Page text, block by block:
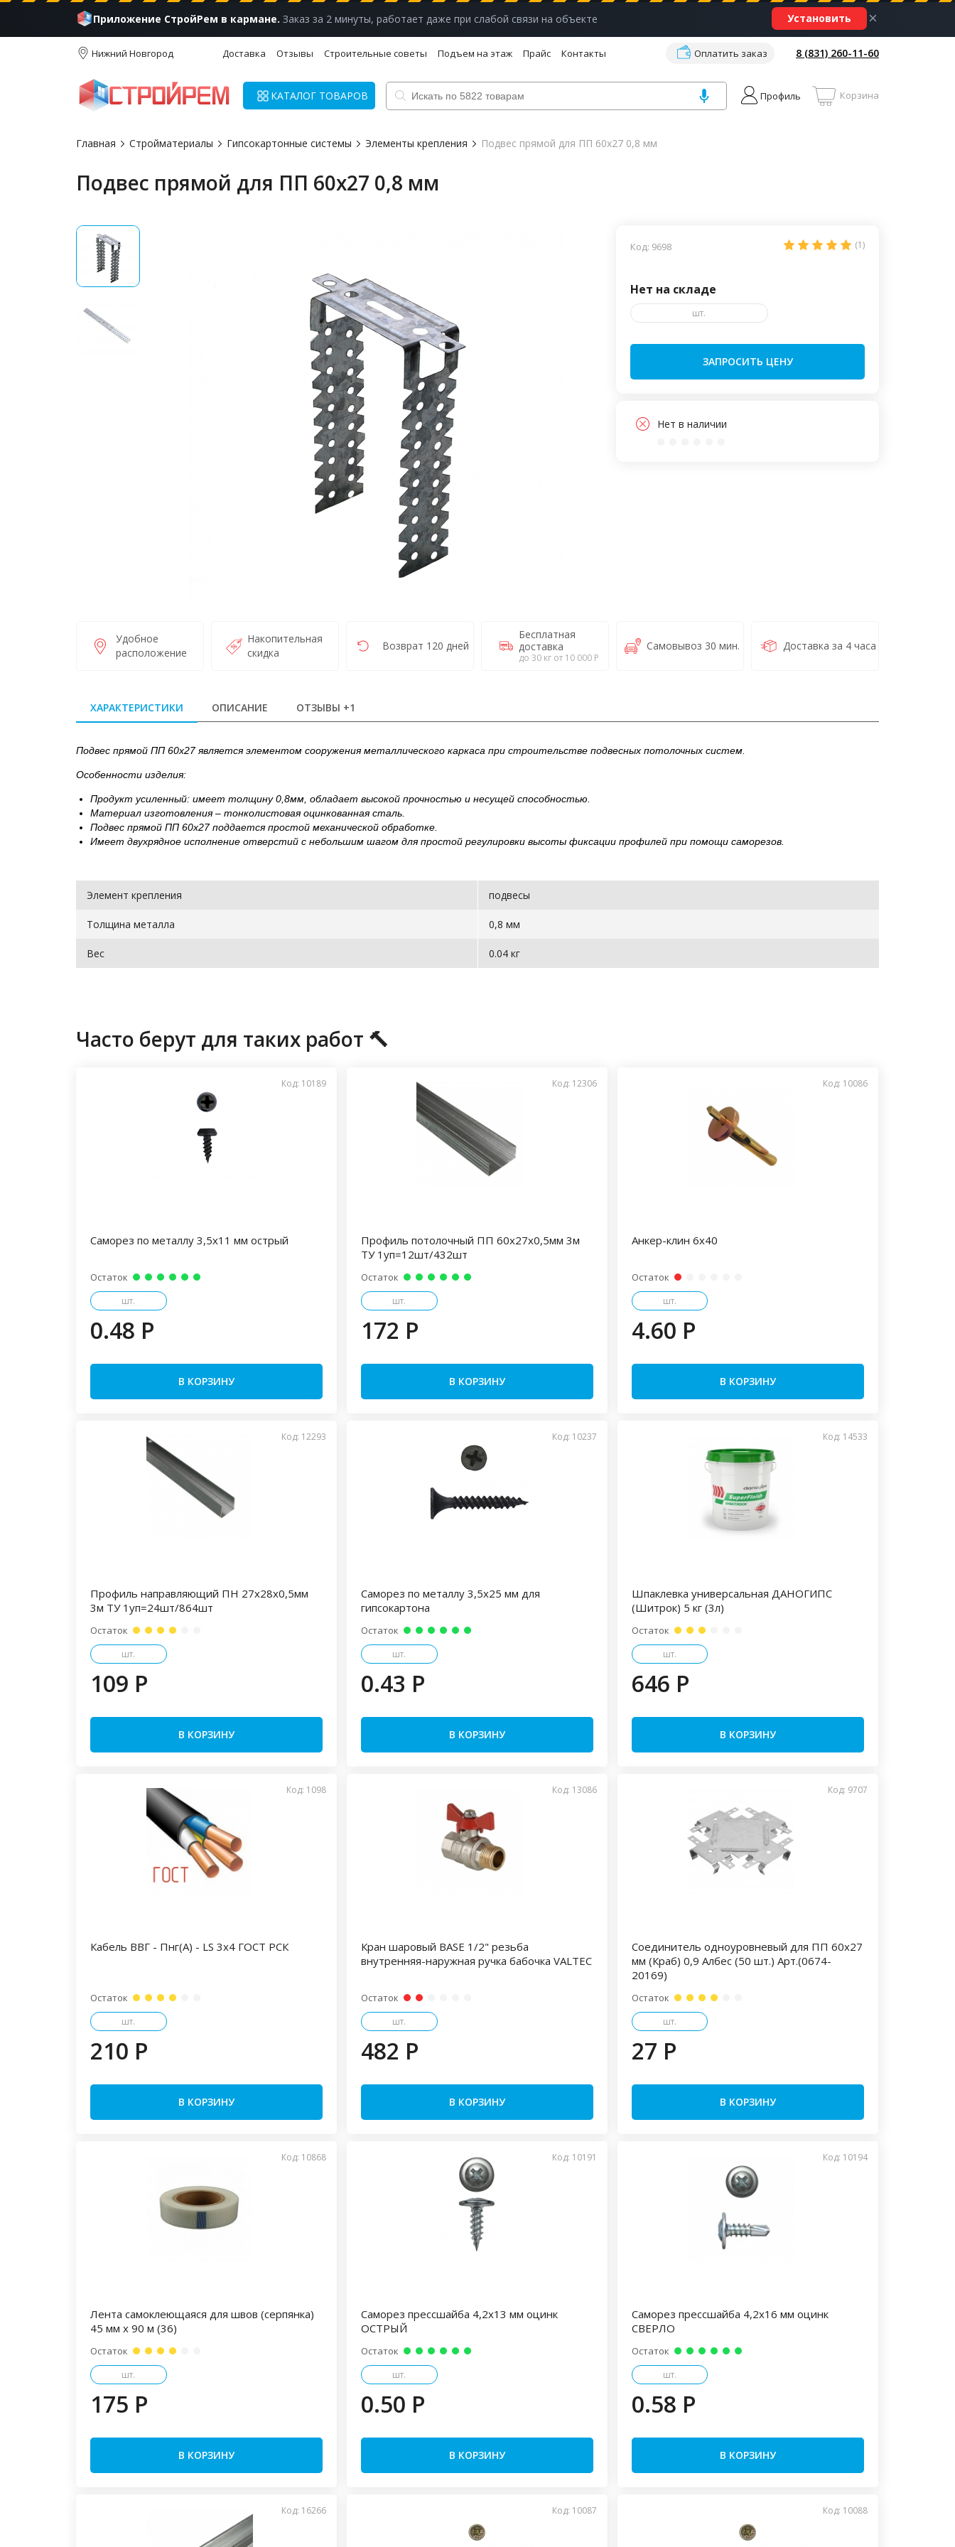
Приложение СтройРем в кармане. Заказ за 2 минуты, работает даже при слабой связи на объекте Установить ×
Нижний Новгород Доставка Отзывы Строительные советы Подъем на этаж Прайс Контакты Оплатить заказ 8 (831) 260-11-60
КАТАЛОГ ТОВАРОВ Профиль Корзина
Главная Стройматериалы Гипсокартонные системы Элементы крепления Подвес прямой для ПП 60х27 0,8 мм
Подвес прямой для ПП 60х27 0,8 мм
Код: 9698 (1)
Нет на складе
шт.
ЗАПРОСИТЬ ЦЕНУ
Нет в наличии
Удобное
расположение
Накопительная
скидка
Возврат 120 дней
Бесплатная
доставка
до 30 кг от 10 000 Р
Самовывоз 30 мин. Доставка за 4 часа
ХАРАКТЕРИСТИКИ ОПИСАНИЕ ОТЗЫВЫ +1
Подвес прямой ПП 60х27 является элементом сооружения металлического каркаса при строительстве подвесных потолочных систем.
Особенности изделия:
Продукт усиленный: имеет толщину 0,8мм, обладает высокой прочностью и несущей способностью.
Материал изготовления – тонколистовая оцинкованная сталь.
Подвес прямой ПП 60х27 поддается простой механической обработке.
Имеет двухрядное исполнение отверстий с небольшим шагом для простой регулировки высоты фиксации профилей при помощи саморезов.
Элемент крепления подвесы
Толщина металла 0,8 мм
Вес 0.04 кг
Часто берут для таких работ 🔨
Код: 10189
Саморез по металлу 3,5х11 мм острый
Остаток
шт.
0.48 P
В КОРЗИНУ
Код: 12306
Профиль потолочный ПП 60х27х0,5мм 3м
ТУ 1уп=12шт/432шт
Остаток
шт.
172 P
В КОРЗИНУ
Код: 10086
Анкер-клин 6х40
Остаток
шт.
4.60 P
В КОРЗИНУ
Код: 12293
Профиль направляющий ПН 27х28х0,5мм
3м ТУ 1уп=24шт/864шт
Остаток
шт.
109 P
В КОРЗИНУ
Код: 10237
Саморез по металлу 3,5х25 мм для
гипсокартона
Остаток
шт.
0.43 P
В КОРЗИНУ
Код: 14533
Шпаклевка универсальная ДАНОГИПС
(Шитрок) 5 кг (3л)
Остаток
шт.
646 P
В КОРЗИНУ
Код: 1098
Кабель ВВГ - Пнг(А) - LS 3х4 ГОСТ РСК
Остаток
шт.
210 P
В КОРЗИНУ
Код: 13086
Кран шаровый BASE 1/2" резьба
внутренняя-наружная ручка бабочка VALTEC
Остаток
шт.
482 P
В КОРЗИНУ
Код: 9707
Соединитель одноуровневый для ПП 60х27
мм (Краб) 0,9 Албес (50 шт.) Арт.(0674-
20169)
Остаток
шт.
27 P
В КОРЗИНУ
Код: 10868
Лента самоклеющаяся для швов (серпянка)
45 мм х 90 м (36)
Остаток
шт.
175 P
В КОРЗИНУ
Код: 10191
Саморез прессшайба 4,2х13 мм оцинк
ОСТРЫЙ
Остаток
шт.
0.50 P
В КОРЗИНУ
Код: 10194
Саморез прессшайба 4,2х16 мм оцинк
СВЕРЛО
Остаток
шт.
0.58 P
В КОРЗИНУ
Код: 16266 Код: 10087 Код: 10088